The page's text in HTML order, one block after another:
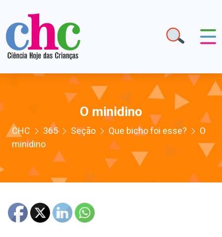
O minidino
CHC 365 Seção Que bicho foi esse?
O
minidino